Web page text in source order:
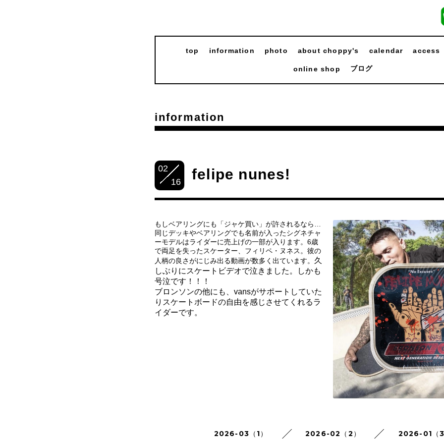
top information photo about choppy's calendar access
online shop ブログ
information
02
16
felipe nunes!
もしベアリングにも「ジャケ買い」が許されるなら…
同じデッキやベアリングでも名前が入ったシグネチャ
ーモデルはライダーに売上げの一部が入ります。6歳
で両足を失ったスケーター、フィリペ・ヌネス。彼の
人柄の良さがにじみ出る動画が数多く出ています。 久
しぶりにスケートビデオで泣きました。しかも
号泣です！！！
ブロンソンの他にも、vansがサポートしていた
りスケートボードの自由を感じさせてくれるラ
イダーです。
2026-03（1） 2026-02（2） 2026-01（